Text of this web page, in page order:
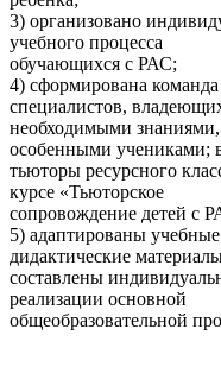
3) организовано
учебного процесса
обучающихся с РАС;
4) сформирована
специалистов,
необходимыми
особенными учениками;
тьюторы ресурсного
курсе «Тьюторское
сопровождение детей с
5) адаптированы
дидактические
составлены
реализации основной
общеобразовательной